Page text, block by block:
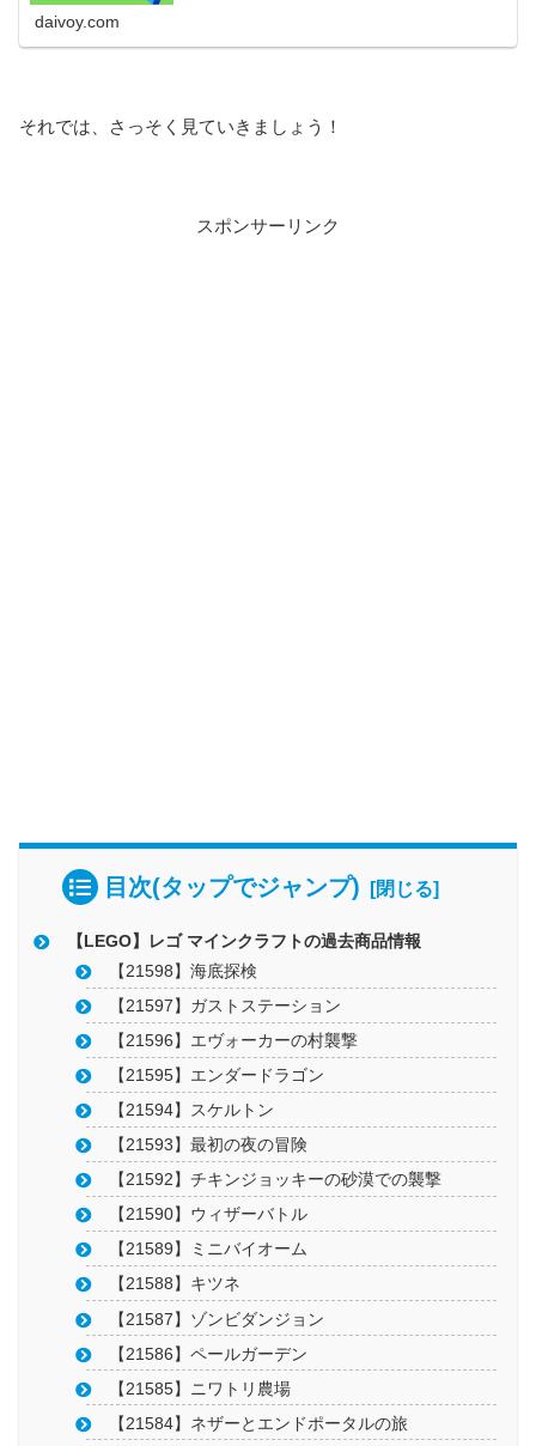
daivoy.com
それでは、さっそく見ていきましょう！
スポンサーリンク
目次(タップでジャンプ)
【LEGO】レゴ マインクラフトの過去商品情報
【21598】海底探検
【21597】ガストステーション
【21596】エヴォーカーの村襲撃
【21595】エンダードラゴン
【21594】スケルトン
【21593】最初の夜の冒険
【21592】チキンジョッキーの砂漠での襲撃
【21590】ウィザーバトル
【21589】ミニバイオーム
【21588】キツネ
【21587】ゾンビダンジョン
【21586】ペールガーデン
【21585】ニワトリ農場
【21584】ネザーとエンドポータルの旅